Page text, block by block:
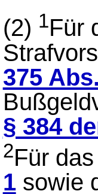
(2) 1Für
375
§ 384
2Für
1sowie